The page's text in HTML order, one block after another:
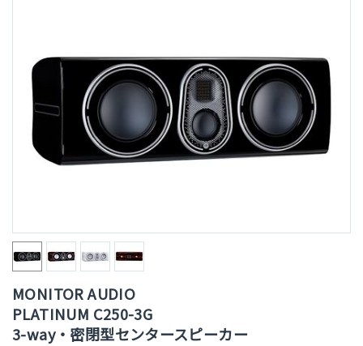
MONITOR AUDIO
PLATINUM C250-3G
3-way・密閉型センタースピーカー